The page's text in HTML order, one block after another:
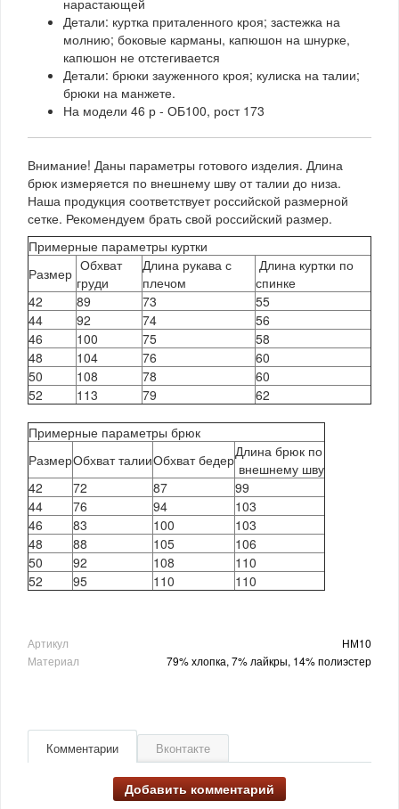
нарастающей
Детали: куртка приталенного кроя; застежка на
молнию; боковые карманы, капюшон на шнурке,
капюшон не отстегивается
Детали: брюки зауженного кроя; кулиска на талии;
брюки на манжете.
На модели 46 р - ОБ100, рост 173
Внимание! Даны параметры готового изделия. Длина
брюк измеряется по внешнему шву от талии до низа.
Наша продукция соответствует российской размерной
сетке. Рекомендуем брать свой российский размер.
Примерные параметры куртки
Размер Обхват
груди
Длина рукава с
плечом
Длина куртки по
спинке
42
89 73
55
44
92 74
56
46
100 75
58
48
104 76
60
50
108 78
60
52
113 79 62
Примерные параметры брюк
РазмерОбхват талииОбхват бедерДлина брюк по
внешнему шву
42
72 87
99
44
76 94
103
46
83 100
103
48
88 105
106
50
92 108
110
52
95 110 110
Артикул
НМ10
Материал
79% хлопка, 7% лайкры, 14% полиэстер
Комментарии Вконтакте
Добавить комментарий